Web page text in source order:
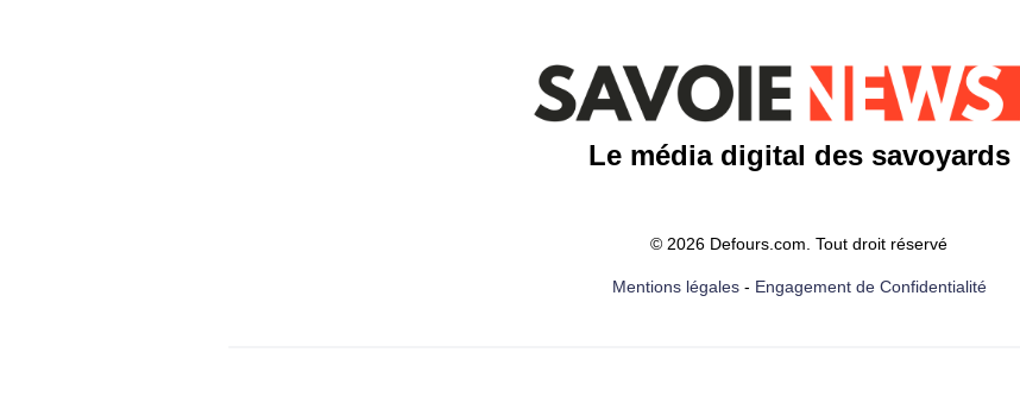
Le média digital des savoyards
© 2026 Defours.com. Tout droit réservé
Mentions légales- Engagement de Confidentialité